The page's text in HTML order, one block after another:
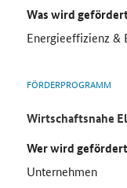
Was wird
Energieeffizienz &
FÖRDERPROGRAMM
Wirtschaftsnahe
Wer wird
Unternehmen